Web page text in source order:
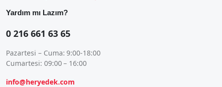
Yardım mı Lazım?
0 216 661 63 65
Pazartesi – Cuma: 9:00-18:00
Cumartesi: 09:00 – 16:00
info@heryedek.com